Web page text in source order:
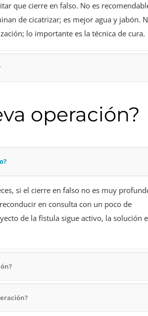
que cierre en falso. No es
de cicatrizar; es mejor agua y jabón.
lo importante es la técnica de cura.
operación?
si el cierre en falso no es muy
en consulta con un poco de
de la fístula sigue activo, la solución